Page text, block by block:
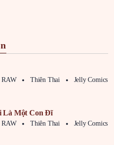
RAW Thiên Thai Jelly Comics
Là Một Con Đĩ
RAW Thiên Thai Jelly Comics